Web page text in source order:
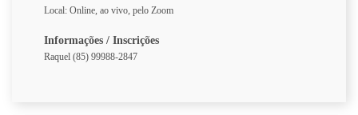
Local: Online, ao vivo, pelo Zoom
Informações / Inscrições
Raquel (85) 99988-2847